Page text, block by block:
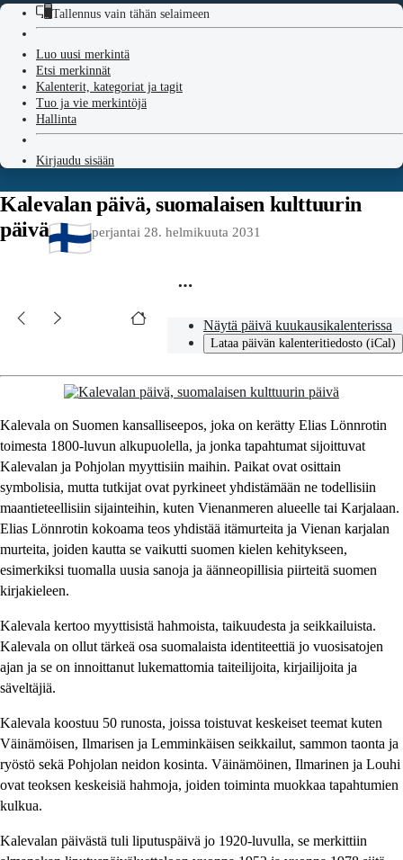
Tallennus vain tähän selaimeen
Luo uusi merkintä
Etsi merkinnät
Kalenterit, kategoriat ja tagit
Tuo ja vie merkintöjä
Hallinta
Kirjaudu sisään
Kalevalan päivä, suomalaisen kulttuurin
päivä
perjantai 28. helmikuuta 2031
Näytä päivä kuukausikalenterissa
Lataa päivän kalenteritiedosto (iCal)
Kalevala on Suomen kansalliseepos, joka on kerätty Elias Lönnrotin
toimesta 1800-luvun alkupuolella, ja jonka tapahtumat sijoittuvat
Kalevalan ja Pohjolan myyttisiin maihin. Paikat ovat osittain
symbolisia, mutta tutkijat ovat pyrkineet yhdistämään ne todellisiin
maantieteellisiin sijainteihin, kuten Vienanmeren alueelle tai Karjalaan.
Elias Lönnrotin kokoama teos yhdistää itämurteita ja Vienan karjalan
murteita, joiden kautta se vaikutti suomen kielen kehitykseen,
esimerkiksi tuomalla uusia sanoja ja äänneopillisia piirteitä suomen
kirjakieleen.
Kalevala kertoo myyttisistä hahmoista, taikuudesta ja seikkailuista.
Kalevala on ollut tärkeä osa suomalaista identiteettiä jo vuosisatojen
ajan ja se on innoittanut lukemattomia taiteilijoita, kirjailijoita ja
säveltäjiä.
Kalevala koostuu 50 runosta, joissa toistuvat keskeiset teemat kuten
Väinämöisen, Ilmarisen ja Lemminkäisen seikkailut, sammon taonta ja
ryöstö sekä Pohjolan neidon kosinta. Väinämöinen, Ilmarinen ja Louhi
ovat teoksen keskeisiä hahmoja, joiden toiminta muokkaa tapahtumien
kulkua.
Kalevalan päivästä tuli liputuspäivä jo 1920-luvulla, se merkittiin